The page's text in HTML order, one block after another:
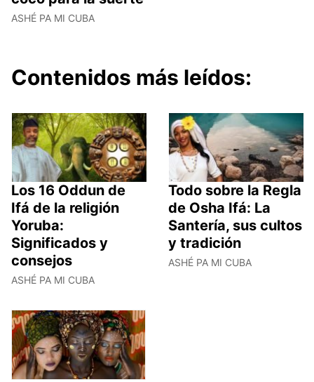
ASHÉ PA MI CUBA
Contenidos más leídos:
Los 16 Oddun de
Ifá de la religión
Yoruba:
Significados y
consejos
ASHÉ PA MI CUBA
Todo sobre la Regla
de Osha Ifá: La
Santería, sus cultos
y tradición
ASHÉ PA MI CUBA